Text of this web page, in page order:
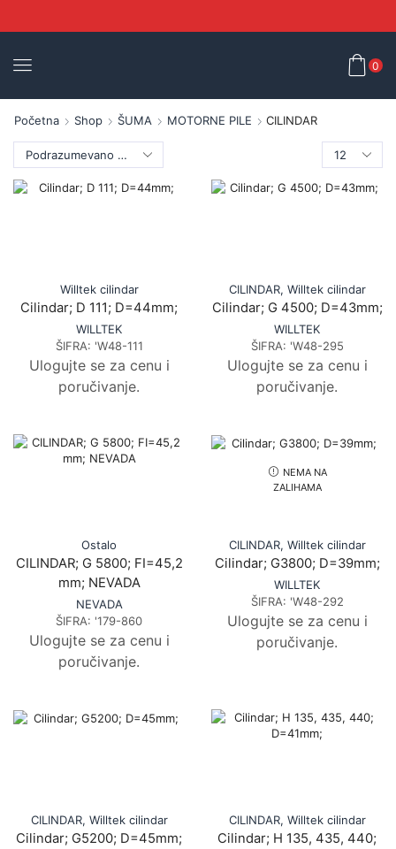
0
Početna Shop ŠUMA MOTORNE PILE CILINDAR
Willtek cilindar
Cilindar; D 111; D=44mm;
WILLTEK
ŠIFRA: 'W48-111
Ulogujte se za cenu i
poručivanje.
CILINDAR, Willtek cilindar
Cilindar; G 4500; D=43mm;
WILLTEK
ŠIFRA: 'W48-295
Ulogujte se za cenu i
poručivanje.
Ostalo
CILINDAR; G 5800; FI=45,2
mm; NEVADA
NEVADA
ŠIFRA: '179-860
Ulogujte se za cenu i
poručivanje.
NEMA NA
ZALIHAMA
CILINDAR, Willtek cilindar
Cilindar; G3800; D=39mm;
WILLTEK
ŠIFRA: 'W48-292
Ulogujte se za cenu i
poručivanje.
CILINDAR, Willtek cilindar
Cilindar; G5200; D=45mm;
CILINDAR, Willtek cilindar
Cilindar; H 135, 435, 440;